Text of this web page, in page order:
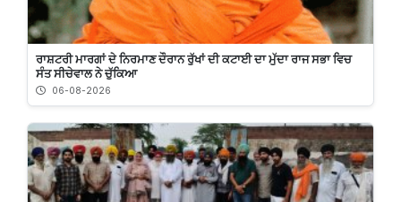
ਰਾਸ਼ਟਰੀ ਮਾਰਗਾਂ ਦੇ ਨਿਰਮਾਣ ਦੌਰਾਨ ਰੁੱਖਾਂ ਦੀ ਕਟਾਈ ਦਾ ਮੁੱਦਾ ਰਾਜ ਸਭਾ ਵਿਚ
ਸੰਤ ਸੀਚੇਵਾਲ ਨੇ ਚੁੱਕਿਆ
06-08-2026